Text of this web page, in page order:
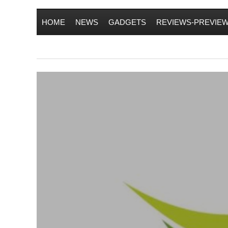
HOME NEWS GADGETS REVIEWS-